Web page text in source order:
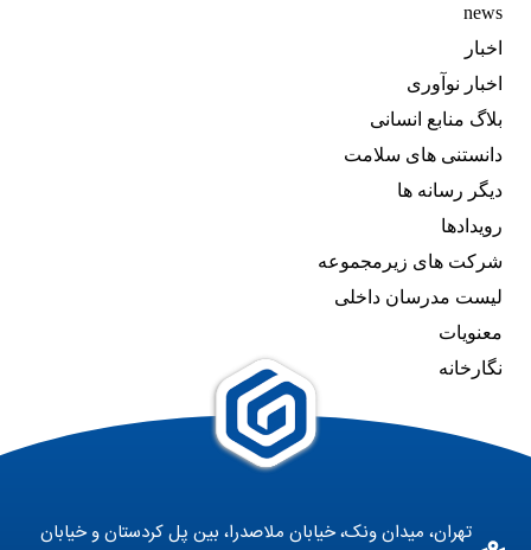
news
اخبار
اخبار نوآوری
بلاگ منابع انسانی
دانستنی های سلامت
دیگر رسانه ها
رویدادها
شرکت های زیرمجموعه
لیست مدرسان داخلی
معنویات
نگارخانه
تهران، میدان ونک، خیابان ملاصدرا، بین پل کردستان و خیابان